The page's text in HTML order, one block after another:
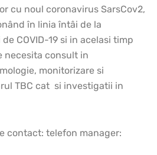
cu noul coronavirus SarsCov2,
în linia întâi de la
COVID-19 si in acelasi timp
necesita consult in
monitorizare si
TBC cat si investigatii in
telefon manager: